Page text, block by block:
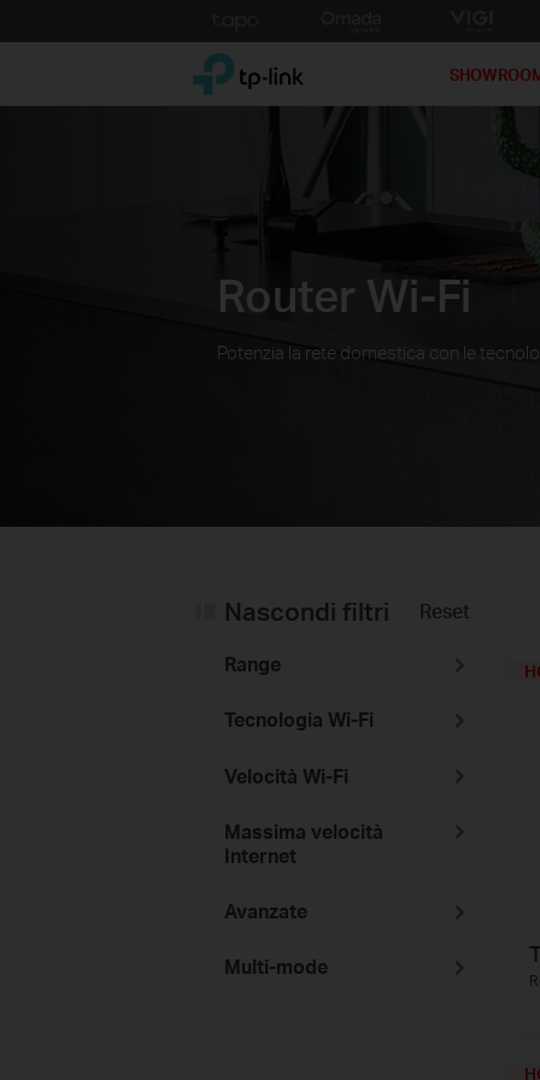
to
TP-Link, Reliably Smart
Router Wi-Fi
Potenzia la rete domestica con le
Reset
Nascondi filtri
Range
Tecnologia Wi-Fi
Velocità Wi-Fi
Massima velocità
Internet
Avanzate
Multi-mode